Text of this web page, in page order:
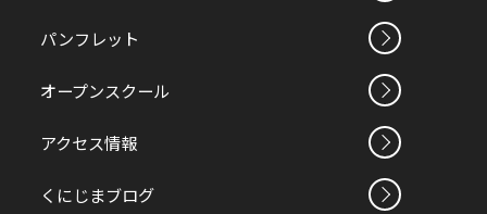
パンフレット
オープンスクール
アクセス情報
くにじまブログ